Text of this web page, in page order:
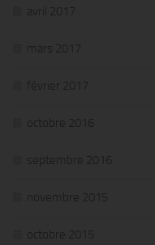
avril 2017
mars 2017
février 2017
octobre 2016
septembre 2016
novembre 2015
octobre 2015